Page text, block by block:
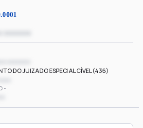
DO JUIZADO ESPECIAL CÍVEL (436)